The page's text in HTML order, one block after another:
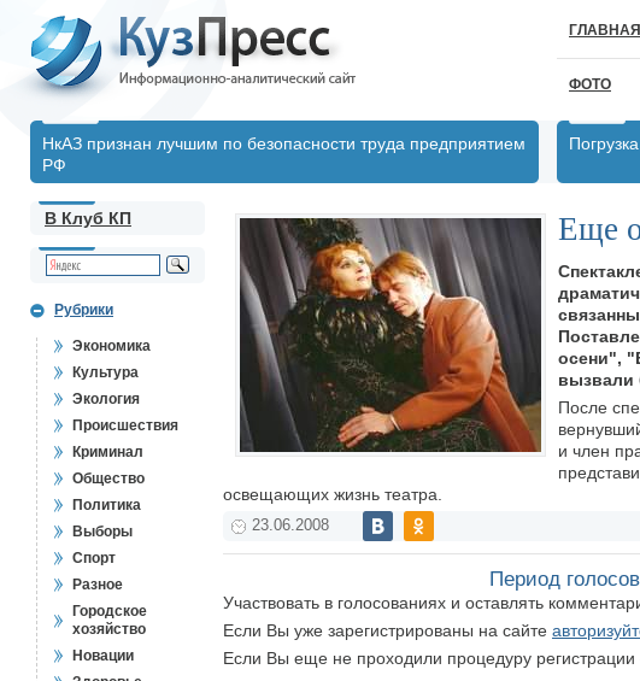
ГЛАВНАЯ
ФОТО
НкАЗ признан лучшим по безопасности труда предприятием
РФ
В Клуб КП
Рубрики
Экономика
Культура
Экология
Происшествия
Криминал
Общество
Политика
Выборы
Спорт
Разное
Городское
хозяйство
Новации
Еще
осени",
вызвали
После
и член
освещающих жизнь театра.
23.06.2008
Период
Участвовать в голосованиях и оставлять
Если Вы уже зарегистрированы на сайте
Если Вы еще не проходили процедуру регистрации